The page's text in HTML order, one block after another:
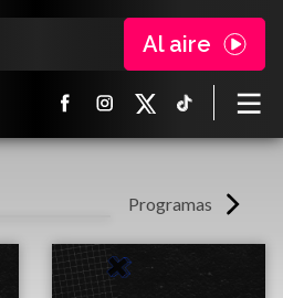
Al aire
Programas